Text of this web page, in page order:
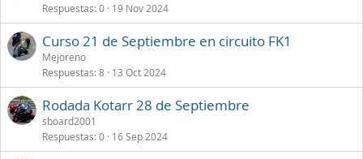
Respuestas 0 19 Nov 2024
Curso 21 de Septiembre en circuito FK1
Mejoreno
Respuestas 8 13 Oct 2024
Rodada Kotarr 28 de Septiembre
sboard2001
Respuestas 0 16 Sep 2024